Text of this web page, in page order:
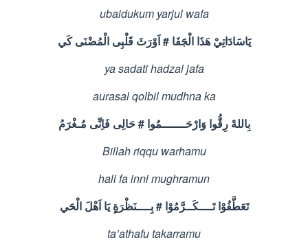
ubaidukum yarjul wafa
يَاسَادَاتِيْ هَذَا الْجَفَا #اَوْرَثَ قَلْبِى الْمُضْنَى كَي
ya sadati hadzal jafa
aurasal qolbil mudhna ka
بِاللهْ رِقُّوا وَارْحَـــــــمُوا #حَالِى فَاِنِّى مُـغْرَمُ
Billah riqqu warhamu
hali fa inni mughramun
تَعَطَّفُوْا تَــــكَــرَّمُوْا #بِــــنَظْرَةٍ يَا اَهْلَ الْحَي
ta’athafu takarramu